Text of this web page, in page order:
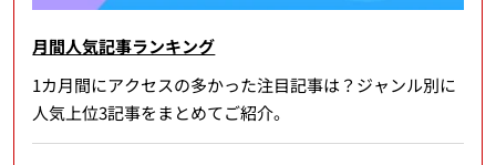
月間人気記事ランキング
1カ月間にアクセスの多かった注目記事は？ジャンル別に
人気上位3記事をまとめてご紹介。